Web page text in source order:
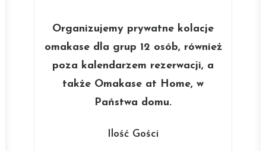
Organizujemy prywatne kolacje
omakase dla grup 12 osób, również
poza kalendarzem rezerwacji, a
także Omakase at Home, w
Państwa domu.
Ilość Gości